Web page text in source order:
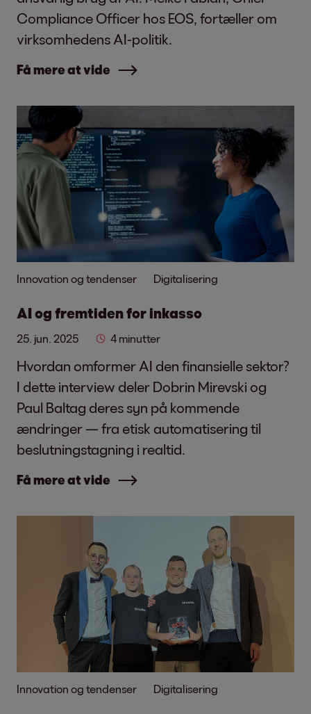
Compliance Officer hos EOS, fortæller om
virksomhedens AI-politik.
Få mere at vide
Innovation og tendenser Digitalisering
AI og fremtiden for inkasso
25. jun. 2025 4 minutter
Hvordan omformer AI den finansielle sektor?
I dette interview deler Dobrin Mirevski og
Paul Baltag deres syn på kommende
ændringer — fra etisk automatisering til
beslutningstagning i realtid.
Få mere at vide
Innovation og tendenser Digitalisering